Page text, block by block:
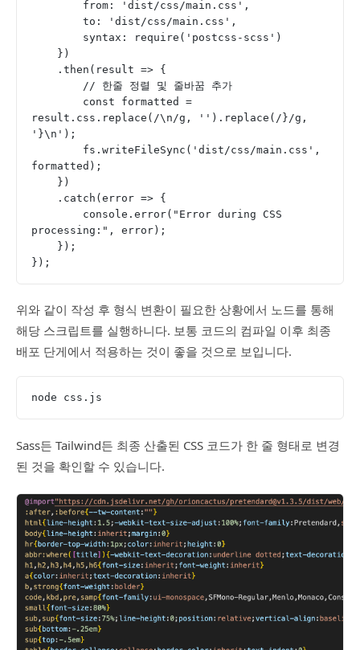
        from: 'dist/css/main.css',
        to: 'dist/css/main.css',
        syntax: require('postcss-scss')
    })
    .then(result => {
    	// 한줄 정렬 및 줄바꿈 추가
result.css.replace(/\n/g, '').replace(/}/g,
'}\n');
formatted);
    })
    .catch(error => {
processing:", error);
    });
});
위와 같이 작성 후 형식 변환이 필요한 상황에서 노드를 통해
해당 스크립트를 실행하니다. 보통 코드의 컴파일 이후 최종
배포 단게에서 적용하는 것이 좋을 것으로 보입니다.
node css.js
Sass든 Tailwind든 최종 산출된 CSS 코드가 한 줄 형태로 변경
된 것을 확인할 수 있습니다.